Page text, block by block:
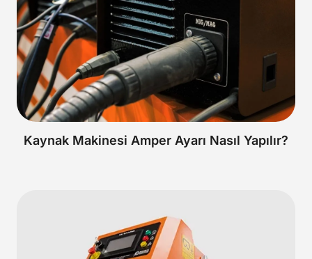
Kaynak Makinesi Amper Ayarı Nasıl Yapılır?